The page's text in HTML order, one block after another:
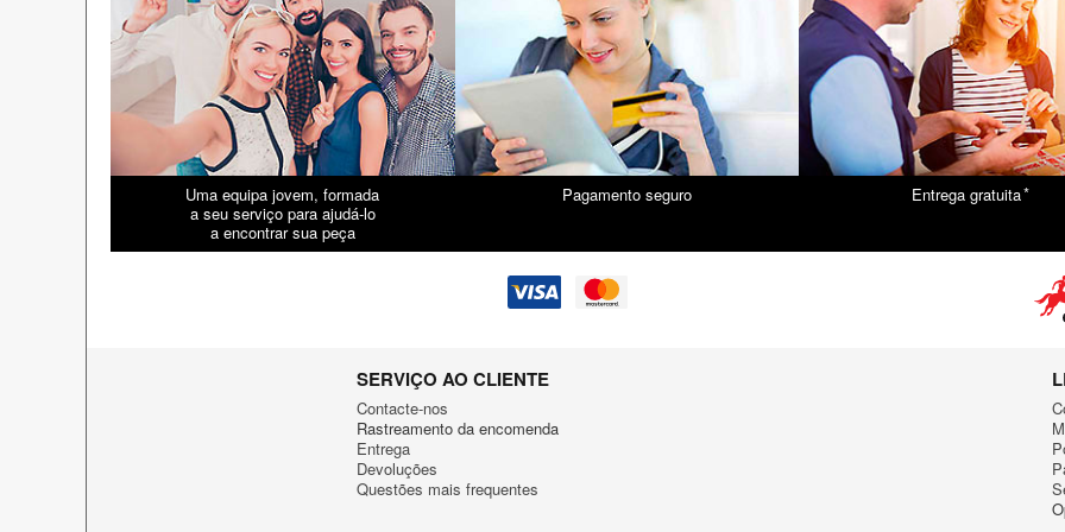
Uma equipa jovem, formada
a seu serviço para ajudá-lo
a encontrar sua peça
Pagamento seguro Entrega gratuita*
SERVIÇO AO CLIENTE
Contacte-nos
Rastreamento da encomenda
Entrega
Devoluções
Questões mais frequentes